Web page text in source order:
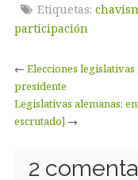
Etiquetas:
participación
← Elecciones
presidente
Legislativas alemanas:
escrutado] →
2